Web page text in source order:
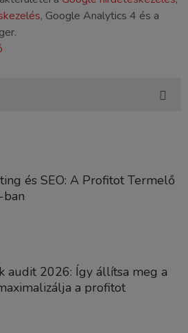
, Google Analytics 4 és a
és SEO: A Profitot Termelő
audit 2026: Így állítsa meg a
a profitot